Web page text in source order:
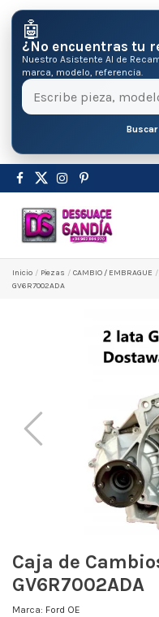
🤖
¿No encuentras tu
Nuestro Asistente AI de
marca, modelo, referencia.
Inicio Pіezas CAMBIO / EMBRAGUE
GV6R7002ADA
Caja de
GV6R7002ADA
Marca: Ford OE